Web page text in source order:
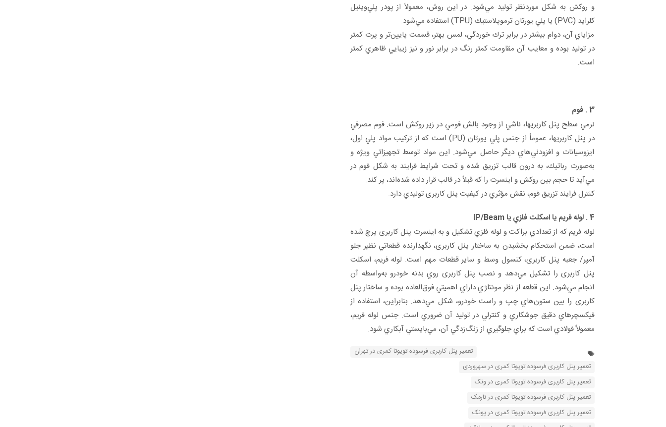
و روكش به شكل موردنظر توليد مي‌شود. در اين روش، معمولاً از پودر پلي‌وينيل
كلرايد (PVC) يا پلي يورتان ترموپلاستيك (TPU) استفاده مي‌شود.
مزاياي آن، دوام بيشتر در برابر ترك خوردگي، لمس بهتر، قسمت پايين‌تر و پرت كمتر
در توليد بوده و معايب آن مقاومت كمتر رنگ در برابر نور و نيز زيبايي ظاهري كمتر
است.
3 . فوم
نرمي سطح پنل کاربریها، ناشي از وجود بالش فومي در زير روكش است. فوم مصرفي
در پنل کاربریها، عموماً از جنس پلي يورتان (PU) است كه از تركيب مواد پلي اول،
ايزوسيانات و افزودني‌هاي ديگر حاصل مي‌شود. اين مواد توسط تجهيزاتي ويژه و
به‌صورت رباتيك، به درون قالب تزريق شده و تحت شرايط فرايند به شكل فوم در
مي‌آيد تا حجم بين روكش و اينسرت را كه قبلاً در قالب قرار داده شده‌اند، پر كند.
كنترل فرايند تزريق فوم، نقش مؤثري در كيفيت پنل کاربری توليدي دارد.
4 . لوله فريم يا اسكلت فلزي يا IP/Beam
لوله فريم كه از تعدادي براكت و لوله فلزي تشكيل و به اينسرت پنل کاربری پرچ شده
است، ضمن استحكام بخشيدن به ساختار پنل کاربری، نگهدارنده قطعاتي نظير جلو
آمپر/ جعبه پنل کاربری، كنسول وسط و ساير قطعات مهم است. لوله فريم، اسكلت
پنل کاربری را تشكيل مي‌دهد و نصب پنل کاربری روي بدنه خودرو به‌واسطه آن
انجام مي‌شود. اين قطعه از نظر مونتاژي داراي اهميتي فوق‌العاده بوده و ساختار پنل
کاربری را بين ستون‌هاي چپ و راست خودرو، شكل مي‌دهد. بنابراين، استفاده از
فيكسچرهاي دقيق جوشكاري و كنترلي در توليد آن ضروري است. جنس لوله فريم،
معمولاً فولادي است كه براي جلوگيري از زنگ‌زدگي آن، مي‌بايستي آبكاري شود.
تعمیر پنل کاربری فرسوده تویوتا کمری در تهران
تعمیر پنل کاربری فرسوده تویوتا کمری در سهروردی
تعمیر پنل کاربری فرسوده تویوتا کمری در ونک
تعمیر پنل کاربری فرسوده تویوتا کمری در نارمک
تعمیر پنل کاربری فرسوده تویوتا کمری در پونک